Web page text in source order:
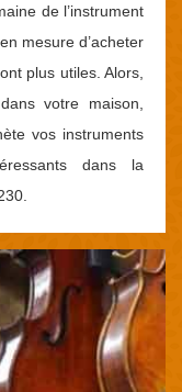
de l’instrument
mesure d’acheter
plus utiles. Alors,
votre maison,
vos instruments
dans la